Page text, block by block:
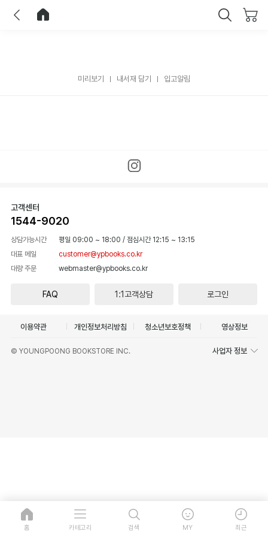
미리보기 내서재 담기 입고알림
고객센터
1544-9020
상담가능시간 평일 09:00 ~ 18:00 / 점심시간 12:15 ~ 13:15
대표 메일
customer@ypbooks.co.kr
대량 주문
webmaster@ypbooks.co.kr
FAQ 1:1고객상담 로그인
이용약관 개인정보처리방침 청소년보호정책 영상정보
© YOUNGPOONG BOOKSTORE INC. 사업자 정보
홈 카테고리 검색 MY 최근